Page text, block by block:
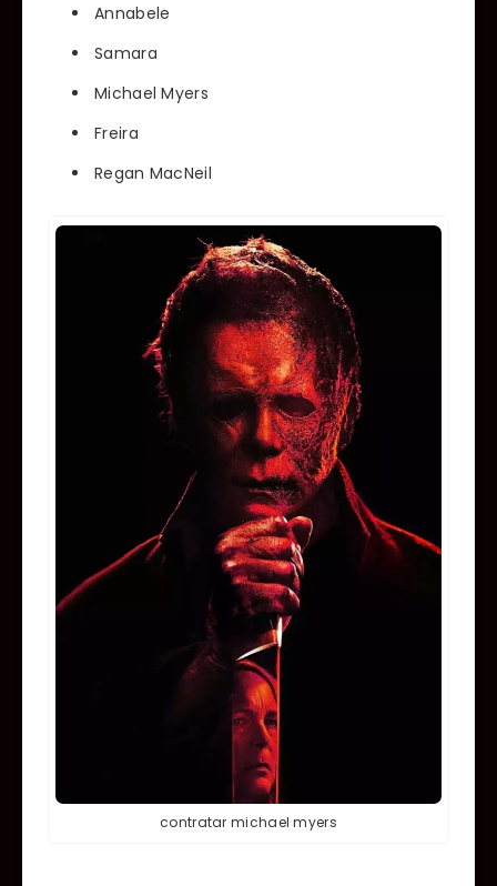
Annabele
Samara
Michael Myers
Freira
Regan MacNeil
contratar michael myers